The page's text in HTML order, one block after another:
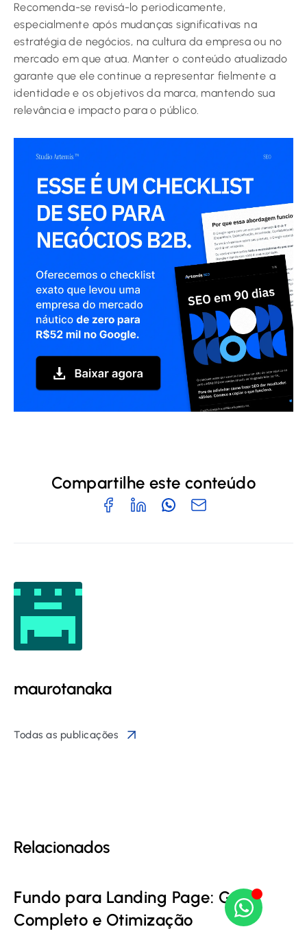
Recomenda-se revisá-lo periodicamente,
especialmente após mudanças significativas na
estratégia de negócios, na cultura da empresa ou no
mercado em que atua. Manter o conteúdo atualizado
garante que ele continue a representar fielmente a
identidade e os objetivos da marca, mantendo sua
relevância e impacto para o público.
Compartilhe este conteúdo
maurotanaka
Todas as publicações
Relacionados
Fundo para Landing Page: Guia
Completo e Otimização